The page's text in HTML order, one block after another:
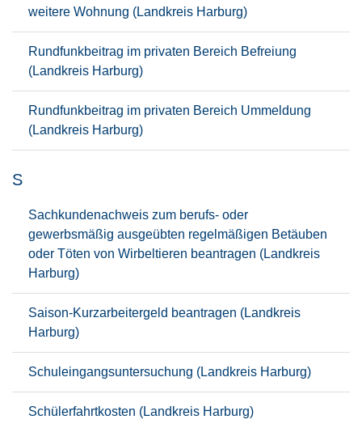
weitere Wohnung (Landkreis Harburg)
Rundfunkbeitrag im privaten Bereich Befreiung
(Landkreis Harburg)
Rundfunkbeitrag im privaten Bereich Ummeldung
(Landkreis Harburg)
S
Sachkundenachweis zum berufs- oder
gewerbsmäßig ausgeübten regelmäßigen Betäuben
oder Töten von Wirbeltieren beantragen (Landkreis
Harburg)
Saison-Kurzarbeitergeld beantragen (Landkreis
Harburg)
Schuleingangsuntersuchung (Landkreis Harburg)
Schülerfahrtkosten (Landkreis Harburg)